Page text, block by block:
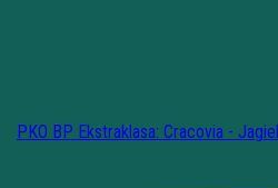
PKO BP Ekstraklasa: Cracovia -